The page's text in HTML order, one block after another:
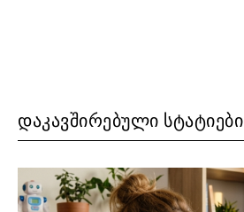
ᲓᲐᲙᲐᲕᲨᲘᲠᲔᲑᲣᲚᲘ ᲡᲢᲐᲢᲘᲔᲑᲘ